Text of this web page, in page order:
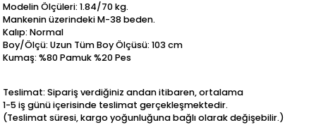
Modelin Ölçüleri: 1.84/70 kg.
Mankenin üzerindeki M-38 beden.
Kalıp: Normal
Boy/Ölçü: Uzun Tüm Boy Ölçüsü: 103 cm
Kumaş: %80 Pamuk %20 Pes
Teslimat: Sipariş verdiğiniz andan itibaren, ortalama
1-5 iş günü içerisinde teslimat gerçekleşmektedir.
(Teslimat süresi, kargo yoğunluğuna bağlı olarak değişebilir.)